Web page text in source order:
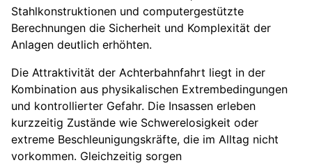
Stahlkonstruktionen und computergestützte
Berechnungen die Sicherheit und Komplexität der
Anlagen deutlich erhöhten.
Die Attraktivität der Achterbahnfahrt liegt in der
Kombination aus physikalischen Extrembedingungen
und kontrollierter Gefahr. Die Insassen erleben
kurzzeitig Zustände wie Schwerelosigkeit oder
extreme Beschleunigungskräfte, die im Alltag nicht
vorkommen. Gleichzeitig sorgen